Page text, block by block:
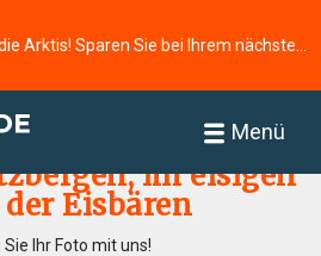
Menü
im eisigen
Eisbären
Sie Ihr Foto mit uns!